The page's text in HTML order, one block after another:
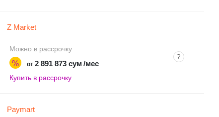
Z Market
Можно в рассрочку
% от 2 891 873 сум /мес
Купить в рассрочку
Paymart